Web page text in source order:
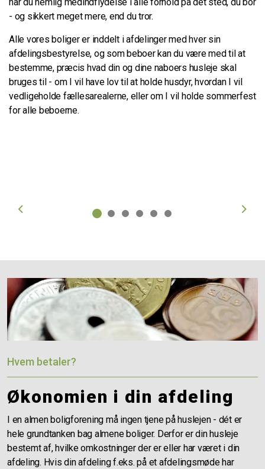
Previous
- og sikkert meget mere, end du tror.
Alle vores boliger er inddelt i afdelinger med hver sin
afdelingsbestyrelse, og som beboer kan du være med til at
bestemme, præcis hvad din og dine naboers husleje skal
bruges til - om I vil have lov til at holde husdyr, hvordan I vil
vedligeholde fællesarealerne, eller om I vil holde sommerfest
for alle beboerne.
Next
Hvem betaler?
Økonomien i din afdeling
I en almen boligforening må ingen tjene på huslejen - dét er
hele grundtanken bag almene boliger. Derfor er din husleje
bestemt af, hvilke omkostninger der er eller har været i din
afdeling. Hvis din afdeling f.eks. på et afdelingsmøde har